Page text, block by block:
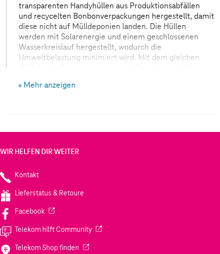
transparenten Handyhüllen aus Produktionsabfällen
und recycelten Bonbonverpackungen hergestellt, damit
diese nicht auf Mülldeponien landen. Die Hüllen
werden mit Solarenergie und einem geschlossenen
Wasserkreislauf hergestellt, wodurch die
Umweltbelastung minimiert wird. Mit dem gleichen
upgecycelte Hüllen hergestellt werden. Durch die
wodurch keine Abfälle entstehen. Schlank, kristallklar
zum Schutz eines Handys benötigt wird.
Mehr anzeigen
WIR HELFEN DIR WEITER
Kontakt
Lieferstatus & Retoure
Facebook(Wird in einem neuen Tab geöffnet)
Telekom hilft Community(Wird in einem neuen Tab geöffnet)
Telekom Shop finden (Wird in einem neuen Tab geöffnet)